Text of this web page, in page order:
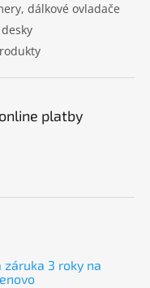
dálkové ovladače
platby
záruka 3 roky na